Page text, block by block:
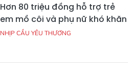
Hơn 80 triệu đồng hỗ trợ trẻ
em mồ côi và phụ nữ khó khăn
NHỊP CẦU YÊU THƯƠNG